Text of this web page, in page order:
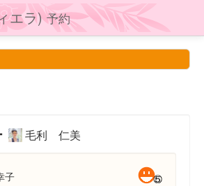
エラ)予約
毛利 仁美
子